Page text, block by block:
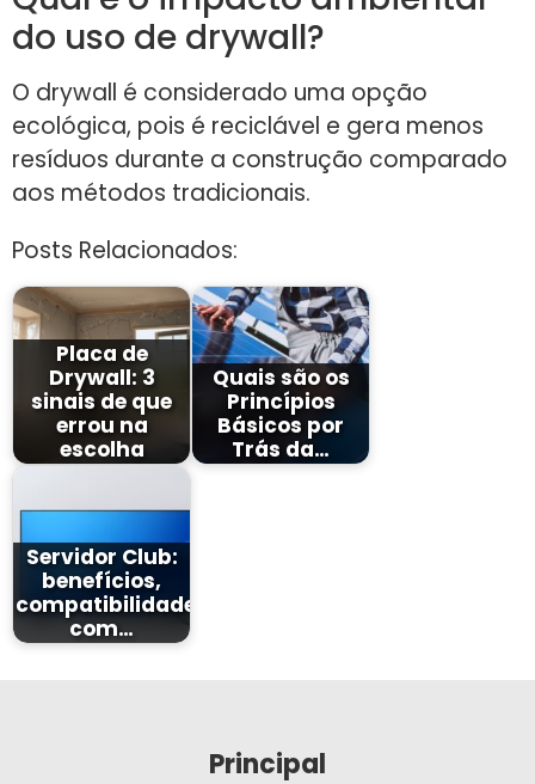
do uso de drywall?
O drywall é considerado uma opção
ecológica, pois é reciclável e gera menos
resíduos durante a construção comparado
aos métodos tradicionais.
Posts Relacionados:
Placa de
Drywall: 3
sinais de que
errou na
escolha
Quais são os
Princípios
Básicos por
Trás da…
Servidor Club:
benefícios,
compatibilidade
com…
Principal